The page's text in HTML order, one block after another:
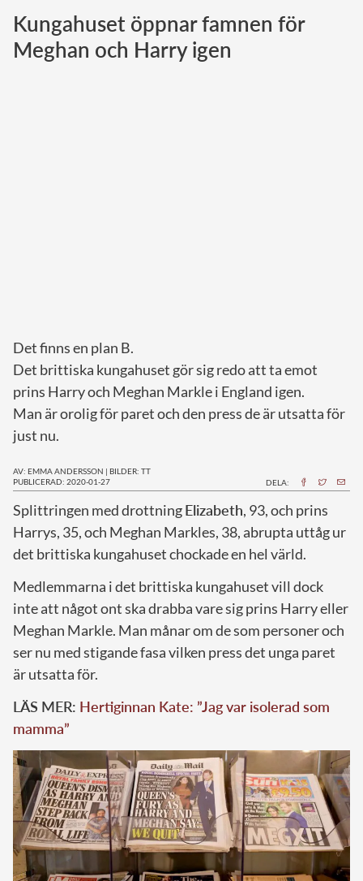
Norska kungahuset
Danska kungahuset
Kungahuset öppnar famnen för
Meghan och Harry igen
Det finns en plan B.
Det brittiska kungahuset gör sig redo att ta emot
prins Harry och Meghan Markle i England igen.
Man är orolig för paret och den press de är utsatta för
just nu.
AV: EMMA ANDERSSON | BILDER: TT
PUBLICERAD: 2020-01-27
DELA:
Splittringen med drottningElizabeth, 93, och prins
Harrys, 35, och Meghan Markles, 38, abrupta uttåg ur
det brittiska kungahuset chockade en hel värld.
Medlemmarna i det brittiska kungahuset vill dock
inte att något ont ska drabba vare sig prins Harry eller
Meghan Markle. Man månar om de som personer och
ser nu med stigande fasa vilken press det unga paret
är utsatta för.
LÄS MER: Hertiginnan Kate: ”Jag var isolerad som
mamma”